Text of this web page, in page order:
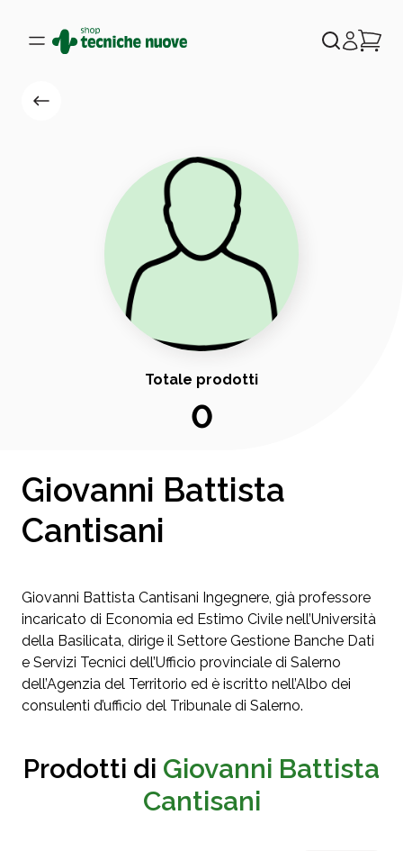
Totale prodotti
0
Giovanni Battista
Cantisani
Giovanni Battista Cantisani Ingegnere, già professore
incaricato di Economia ed Estimo Civile nell’Università
della Basilicata, dirige il Settore Gestione Banche Dati
e Servizi Tecnici dell’Ufficio provinciale di Salerno
dell’Agenzia del Territorio ed è iscritto nell’Albo dei
consulenti d’ufficio del Tribunale di Salerno.
Prodotti di Giovanni Battista
Cantisani